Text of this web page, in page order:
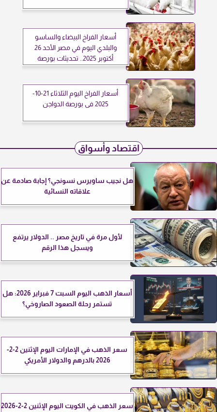
أسعار الفراخ البيضاء والساسو
والبلدي اليوم في مصر الأحد 26
أكتوبر 2025.. تحديثات بورصة
أسعار الفراخ اليوم الثلاثاء 21-10-
2025 فى بورصة الدواجن
اقتصاد وأسواق
هل نجيب ساويرس نسونجي؟ إجابة صادمة عن
علاقاته النسائية
لأول مرة في تاريخ مصر .. الدولار يرتفع
ويسجل هذا الرقم
أسعار الذهب اليوم السبت 7 فبراير 2026: هل
تستمر رحلة الصعود الصاروخي؟
سعر الذهب في الإمارات اليوم الإثنين 2-2-
2026 بالدرهم والدولار الأمريكي
سعر الذهب في الكويت اليوم الإثنين 2-2-2026